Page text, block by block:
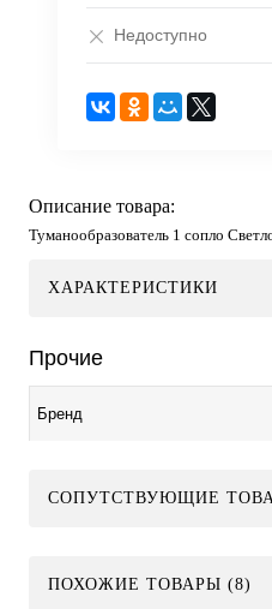
Недоступно
Описание товара:
Туманообразователь 1 сопло
ХАРАКТЕРИСТИКИ
Прочие
Бренд
СОПУТСТВУЮЩИЕ
ПОХОЖИЕ ТОВАРЫ (8)